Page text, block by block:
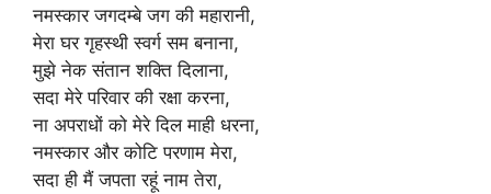
नमस्कार जगदम्बे जग की महारानी,
मेरा घर गृहस्थी स्वर्ग सम बनाना,
मुझे नेक संतान शक्ति दिलाना,
सदा मेरे परिवार की रक्षा करना,
ना अपराधों को मेरे दिल माही धरना,
नमस्कार और कोटि परणाम मेरा,
सदा ही मैं जपता रहूं नाम तेरा,